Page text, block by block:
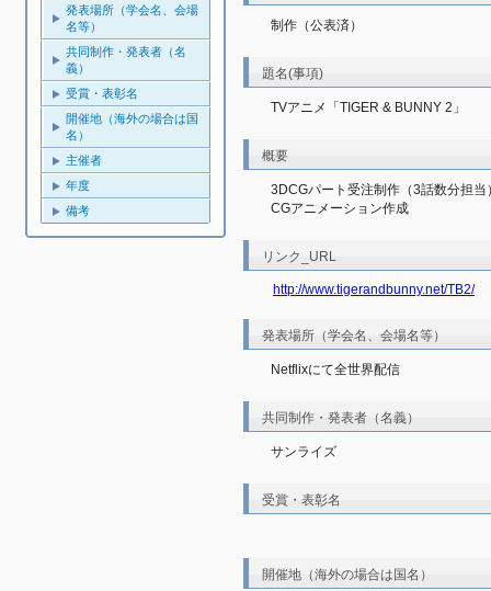
発表場所（学会名、会場
名等）
共同制作・発表者（名
義）
受賞・表彰名
開催地（海外の場合は国
名）
主催者
年度
備考
制作（公表済）
題名(事項)
TVアニメ「TIGER & BUNNY 2」
概要
3DCGパート受注制作（3話数分担当
CGアニメーション作成
リンク_URL
http://www.tigerandbunny.net/TB2/
発表場所（学会名、会場名等）
Netflixにて全世界配信
共同制作・発表者（名義）
サンライズ
受賞・表彰名
開催地（海外の場合は国名）